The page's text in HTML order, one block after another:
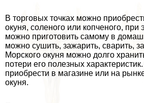
В торговых точках можно
окуня, соленого или копченого, при
можно приготовить самому в
можно сушить, зажарить, сварить,
Морского окуня можно долго
потери его полезных
приобрести в магазине или на
окуня.